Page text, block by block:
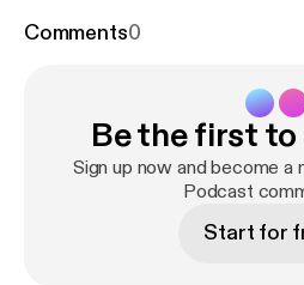
Comments0
Be the first
Sign up now and become
Podcast
Start for